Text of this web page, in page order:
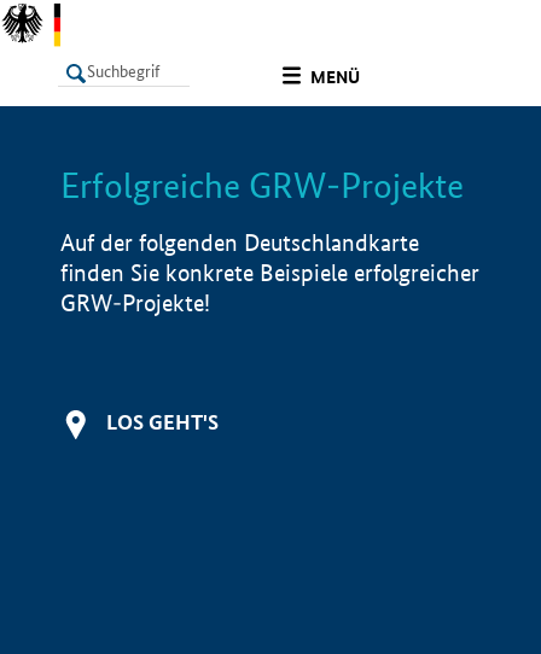
MENÜ
LISTE Info
Erfolgreiche GRW-Projekte
Auf der folgenden Deutschlandkarte
finden Sie konkrete Beispiele erfolgreicher
GRW-Projekte!
LOS GEHT'S